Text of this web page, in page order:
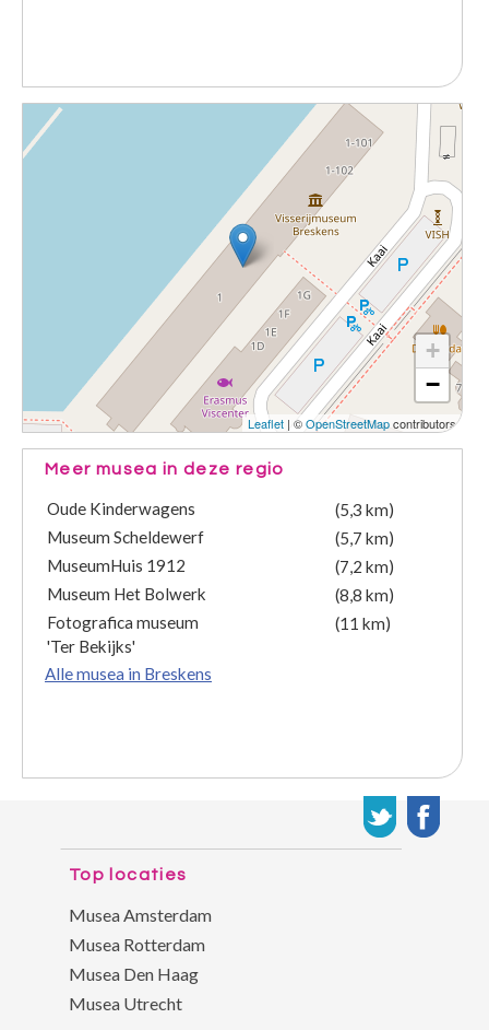
+
−
Leaflet | ©OpenStreetMapcontributors
Meer musea in deze regio
Oude Kinderwagens
(5,3 km)
Museum Scheldewerf
(5,7 km)
MuseumHuis 1912
(7,2 km)
Museum Het Bolwerk
(8,8 km)
Fotografica museum
'Ter Bekijks'
(11 km)
Alle musea in Breskens
Top locaties
Musea Amsterdam
Musea Rotterdam
Musea Den Haag
Musea Utrecht